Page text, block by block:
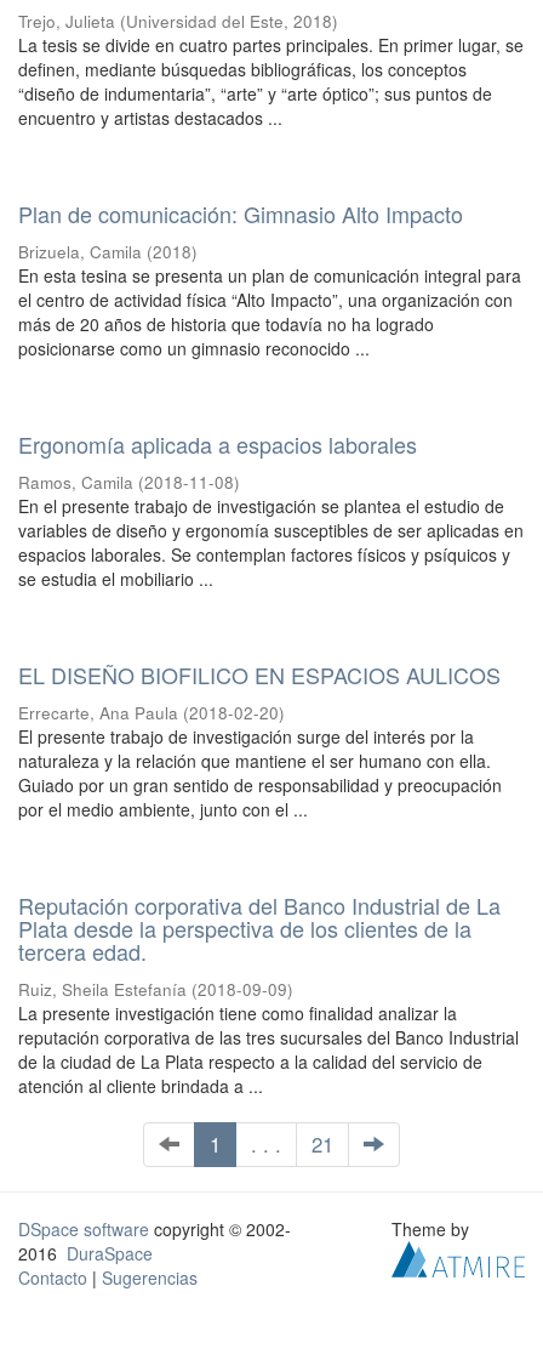
Trejo, Julieta (Universidad del Este, 2018)
La tesis se divide en cuatro partes principales. En primer lugar, se
definen, mediante búsquedas bibliográficas, los conceptos
“diseño de indumentaria”, “arte” y “arte óptico”; sus puntos de
encuentro y artistas destacados ...
Plan de comunicación: Gimnasio Alto Impacto
Brizuela, Camila (2018)
En esta tesina se presenta un plan de comunicación integral para
el centro de actividad física “Alto Impacto”, una organización con
más de 20 años de historia que todavía no ha logrado
posicionarse como un gimnasio reconocido ...
Ergonomía aplicada a espacios laborales
Ramos, Camila (2018-11-08)
En el presente trabajo de investigación se plantea el estudio de
variables de diseño y ergonomía susceptibles de ser aplicadas en
espacios laborales. Se contemplan factores físicos y psíquicos y
se estudia el mobiliario ...
EL DISEÑO BIOFILICO EN ESPACIOS AULICOS
Errecarte, Ana Paula (2018-02-20)
El presente trabajo de investigación surge del interés por la
naturaleza y la relación que mantiene el ser humano con ella.
Guiado por un gran sentido de responsabilidad y preocupación
por el medio ambiente, junto con el ...
Reputación corporativa del Banco Industrial de La
Plata desde la perspectiva de los clientes de la
tercera edad.
Ruiz, Sheila Estefanía (2018-09-09)
La presente investigación tiene como finalidad analizar la
reputación corporativa de las tres sucursales del Banco Industrial
de la ciudad de La Plata respecto a la calidad del servicio de
atención al cliente brindada a ...
1 . . . 21
DSpace software copyright © 2002-
2016 DuraSpace
Contacto | Sugerencias
Theme by